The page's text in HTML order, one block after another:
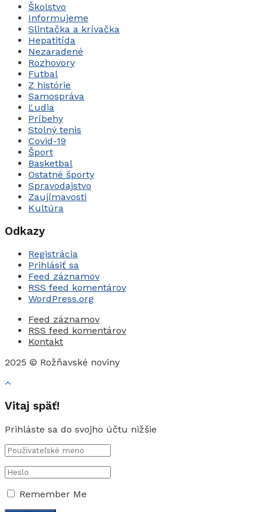
Školstvo
Informujeme
Slintačka a krívačka
Hepatitída
Nezaradené
Rozhovory
Futbal
Z histórie
Samospráva
Ľudia
Príbehy
Stolný tenis
Covid-19
Šport
Basketbal
Ostatné športy
Spravodajstvo
Zaujímavosti
Kultúra
Odkazy
Registrácia
Prihlásiť sa
Feed záznamov
RSS feed komentárov
WordPress.org
Feed záznamov
RSS feed komentárov
Kontakt
2025 © Rožňavské noviny
Vitaj späť!
Prihláste sa do svojho účtu nižšie
Remember Me